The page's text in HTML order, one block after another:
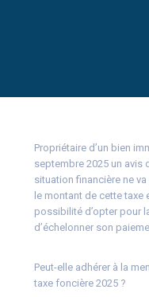
Propriétaire d’un bien
septembre 2025 un avis
situation financière ne
le montant de cette taxe
possibilité d’opter pour
d’échelonner son
Peut-elle adhérer à la
taxe foncière 2025 ?